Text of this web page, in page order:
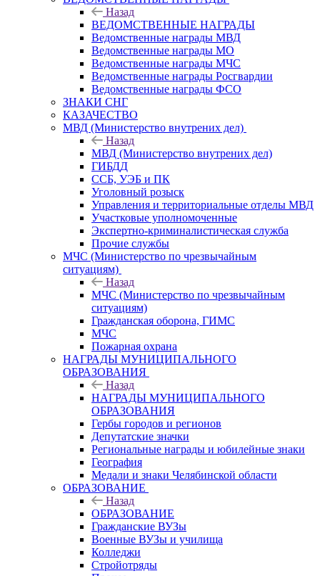
Назад
ВЕДОМСТВЕННЫЕ НАГРАДЫ
Ведомственные награды МВД
Ведомственные награды МО
Ведомственные награды МЧС
Ведомственные награды Росгвардии
Ведомственные награды ФСО
ЗНАКИ СНГ
КАЗАЧЕСТВО
МВД (Министерство внутрених дел)
Назад
МВД (Министерство внутрених дел)
ГИБДД
ССБ, УЭБ и ПК
Уголовный розыск
Управления и территориальные отделы МВД
Участковые уполномоченные
Экспертно-криминалистическая служба
Прочие службы
МЧС (Министерство по чрезвычайным
ситуациям)
Назад
МЧС (Министерство по чрезвычайным
ситуациям)
Гражданская оборона, ГИМС
МЧС
Пожарная охрана
НАГРАДЫ МУНИЦИПАЛЬНОГО
ОБРАЗОВАНИЯ
Назад
НАГРАДЫ МУНИЦИПАЛЬНОГО
ОБРАЗОВАНИЯ
Гербы городов и регионов
Депутатские значки
Региональные награды и юбилейные знаки
География
Медали и знаки Челябинской области
ОБРАЗОВАНИЕ
Назад
ОБРАЗОВАНИЕ
Гражданские ВУЗы
Военные ВУЗы и училища
Колледжи
Стройотряды